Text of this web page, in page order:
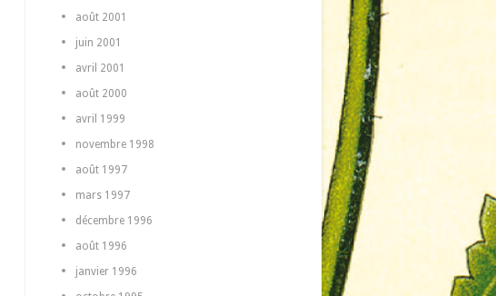
août 2001
juin 2001
avril 2001
août 2000
avril 1999
novembre 1998
août 1997
mars 1997
décembre 1996
août 1996
janvier 1996